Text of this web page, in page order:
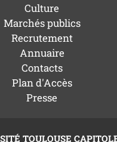
Culture
Marchés publics
Recrutement
Annuaire
Contacts
Plan d'Accès
Presse
TOULOUSE